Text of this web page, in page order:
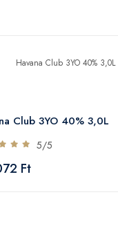
Club 3YO 40% 3,0L
5/5
Ft